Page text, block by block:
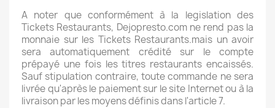
A noter que conformément à la legislation des
Tickets Restaurants, Dejopresto.com ne rend pas la
monnaie sur les Tickets Restaurants.mais un avoir
sera automatiquement crédité sur le compte
prépayé une fois les titres restaurants encaissés.
Sauf stipulation contraire, toute commande ne sera
livrée qu'après le paiement sur le site Internet ou à la
livraison par les moyens définis dans l'article 7.